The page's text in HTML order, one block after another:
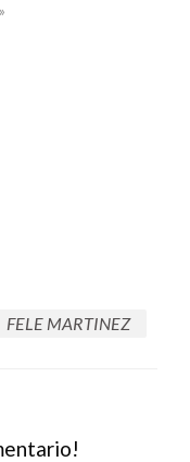
FELE MARTINEZ